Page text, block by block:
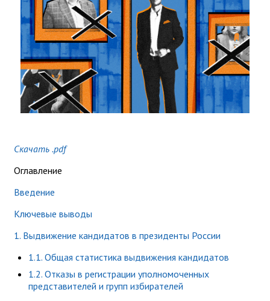
Скачать .pdf
Оглавление
Введение
Ключевые выводы
1. Выдвижение кандидатов в президенты России
1.1. Общая статистика выдвижения кандидатов
1.2. Отказы в регистрации уполномоченных
представителей и групп избирателей